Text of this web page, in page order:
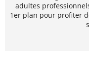
adultes
1er plan pour profiter